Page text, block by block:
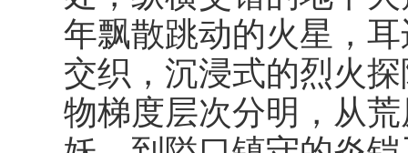
年飘散跳动的火星，
交织，沉浸式的烈火
物梯度层次分明，从